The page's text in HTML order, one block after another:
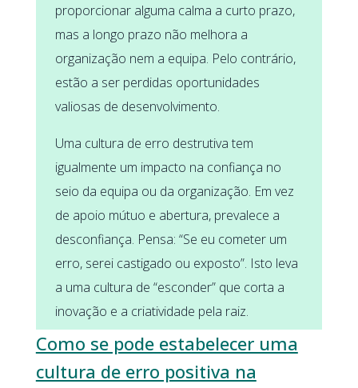
proporcionar alguma calma a curto prazo,
mas a longo prazo não melhora a
organização nem a equipa. Pelo contrário,
estão a ser perdidas oportunidades
valiosas de desenvolvimento.
Uma cultura de erro destrutiva tem
igualmente um impacto na confiança no
seio da equipa ou da organização. Em vez
de apoio mútuo e abertura, prevalece a
desconfiança. Pensa: “Se eu cometer um
erro, serei castigado ou exposto”. Isto leva
a uma cultura de “esconder” que corta a
inovação e a criatividade pela raiz.
Como se pode estabelecer uma
cultura de erro positiva na